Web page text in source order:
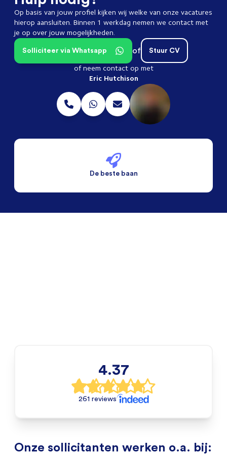
Op basis van jouw profiel kijken wij welke van onze vacatures
hierop aansluiten. Binnen 1 werkdag nemen we contact met
je op over jouw mogelijkheden.
Stuur CV
of
Solliciteer via Whatsapp
of neem contact op met
Eric Hutchison
De beste baan
4.37
261 reviews
Onze sollicitanten werken o.a. bij: